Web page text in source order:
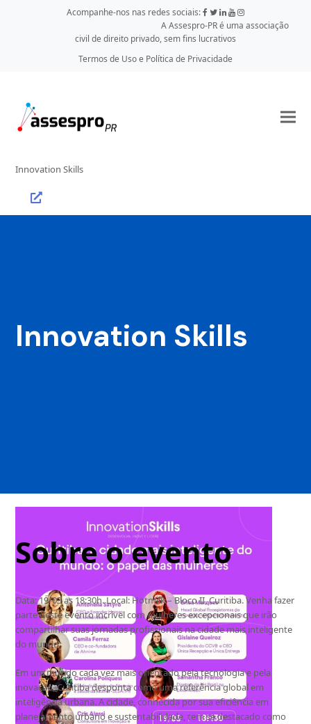
Acompanhe-nos nas redes sociais:
A Assespro-PR é uma associação
civil de direito privado, sem fins lucrativos
Termos de Uso e Política de Privacidade
Innovation Skills
Innovation Skills
Sobre o evento
Data: 19/03 as 18:30h. Local: Hotmilk – Bloco II, Curitiba. Venha fazer
parte deste evento incrível com mulheres excepcionais que irão
compartilhar suas jornadas profissionais na cidade mais inteligente
do mundo.
Em um mundo cada vez mais orientado pela tecnologia e pela
inovação, Curitiba desponta como uma referência global em
inteligência urbana. A cidade, conhecida por sua eficiência em
planejamento urbano e sustentabilidade, tem se destacado como